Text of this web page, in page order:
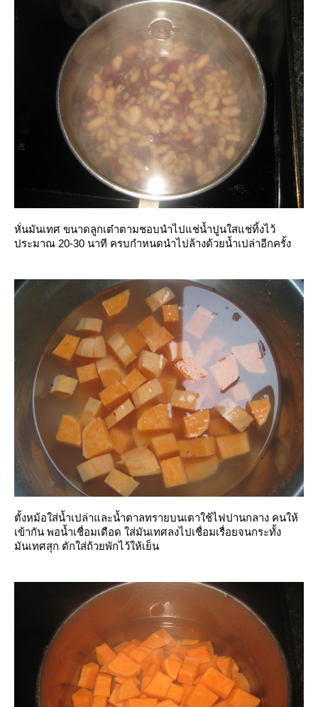
หั่นมันเทศ ขนาดลูกเต๋าตามชอบนำไปแช่น้ำปูนใสแช่ทิ้งไว้
ประมาณ 20-30 นาที ครบกำหนดนำไปล้างด้วยน้ำเปล่าอีกครั้ง
ตั้งหม้อใส่น้ำเปล่าและน้ำตาลทรายบนเตาใช้ไฟปานกลาง คนให้
เข้ากัน พอน้ำเชื่อมเดือด ใส่มันเทศลงไปเชื่อมเรื่อยจนกระทั้ง
มันเทศสุก ตักใส่ถ้วยพักไว้ให้เย็น